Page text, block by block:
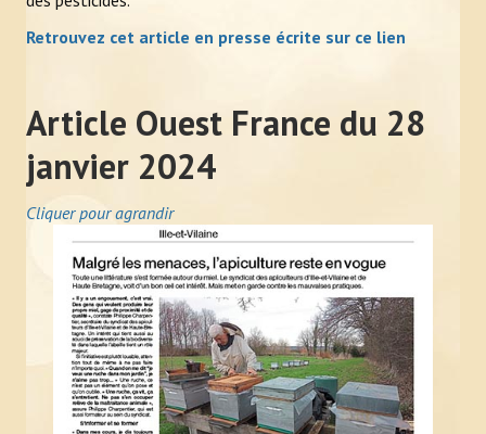
Retrouvez cet article en presse écrite sur ce lien
Article Ouest France du 28
janvier 2024
Cliquer pour agrandir